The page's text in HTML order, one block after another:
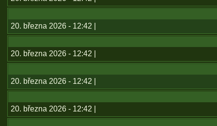
20. března 2026 - 12:42 |
20. března 2026 - 12:42 |
20. března 2026 - 12:42 |
20. března 2026 - 12:42 |